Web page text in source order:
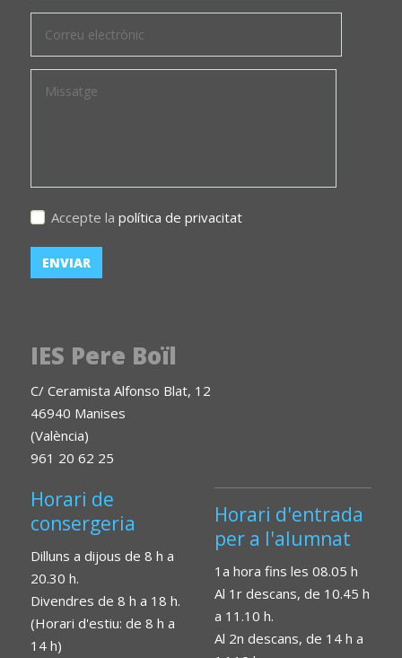
Accepte la política de privacitat
IES Pere Boïl
C/ Ceramista Alfonso Blat, 12
46940 Manises
(València)
961 20 62 25
Horari de
consergeria
Dilluns a dijous de 8 h a
20.30 h.
Divendres de 8 h a 18 h.
(Horari d'estiu: de 8 h a
14 h)
Horari d'entrada
per a l'alumnat
1a hora fins les 08.05 h
Al 1r descans, de 10.45 h
a 11.10 h.
Al 2n descans, de 14 h a